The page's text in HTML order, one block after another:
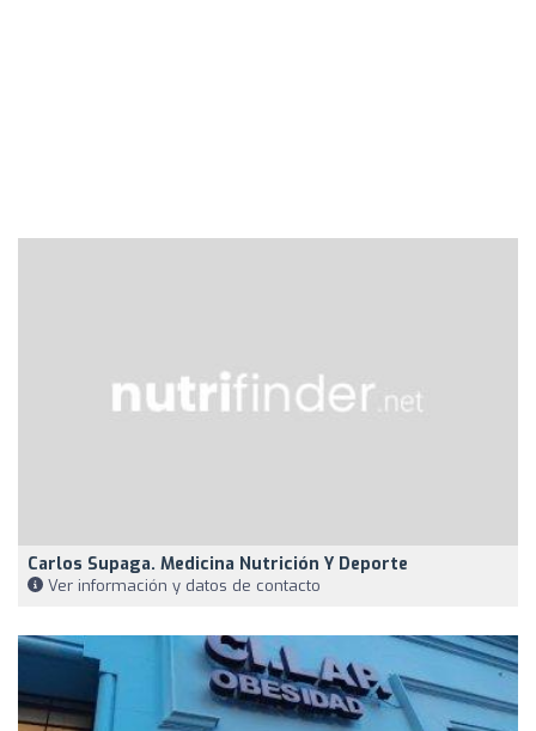
Carlos Supaga. Medicina Nutrición Y Deporte
Ver información y datos de contacto